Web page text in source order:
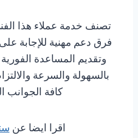
تصنف خدمة عملاء هذا
فرق دعم مهنية للإجابة
وتقديم المساعدة
بالسهولة والسرعة
كافة الجوانب
اقرا ايضا عن